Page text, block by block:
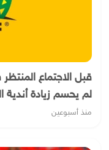
قبل الاجتماع المنتظر
لم يحسم زيادة أندية
منذ أسبوعين